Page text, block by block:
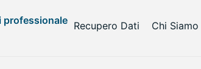
Recupero Dati Chi Siamo